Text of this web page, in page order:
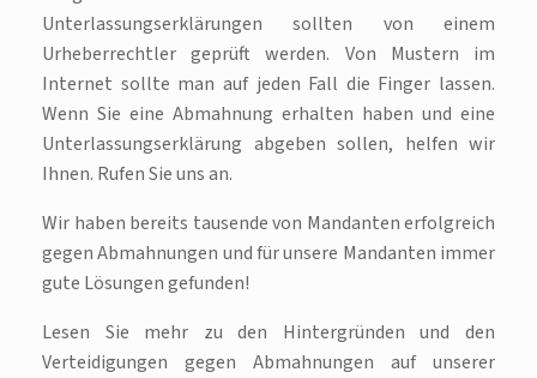
Unterlassungserklärungen sollten von einem
Urheberrechtler geprüft werden. Von Mustern im
Internet sollte man auf jeden Fall die Finger lassen.
Wenn Sie eine Abmahnung erhalten haben und eine
Unterlassungserklärung abgeben sollen, helfen wir
Ihnen. Rufen Sie uns an.
Wir haben bereits tausende von Mandanten erfolgreich
gegen Abmahnungen und für unsere Mandanten immer
gute Lösungen gefunden!
Lesen Sie mehr zu den Hintergründen und den
Verteidigungen gegen Abmahnungen auf unserer